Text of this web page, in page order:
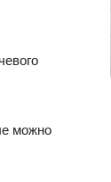
можно